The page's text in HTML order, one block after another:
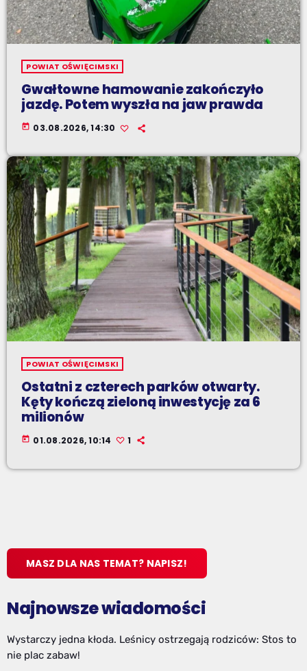
POWIAT OŚWIĘCIMSKI
Gwałtowne hamowanie zakończyło
jazdę. Potem wyszła na jaw prawda
today 03.08.2026, 14:30
POWIAT OŚWIĘCIMSKI
Ostatni z czterech parków otwarty.
Kęty kończą zieloną inwestycję za 6
milionów
today 01.08.2026, 10:14 1
MASZ DLA NAS TEMAT? NAPISZ!
Najnowsze wiadomości
Wystarczy jedna kłoda. Leśnicy ostrzegają rodziców: Stos to
nie plac zabaw!